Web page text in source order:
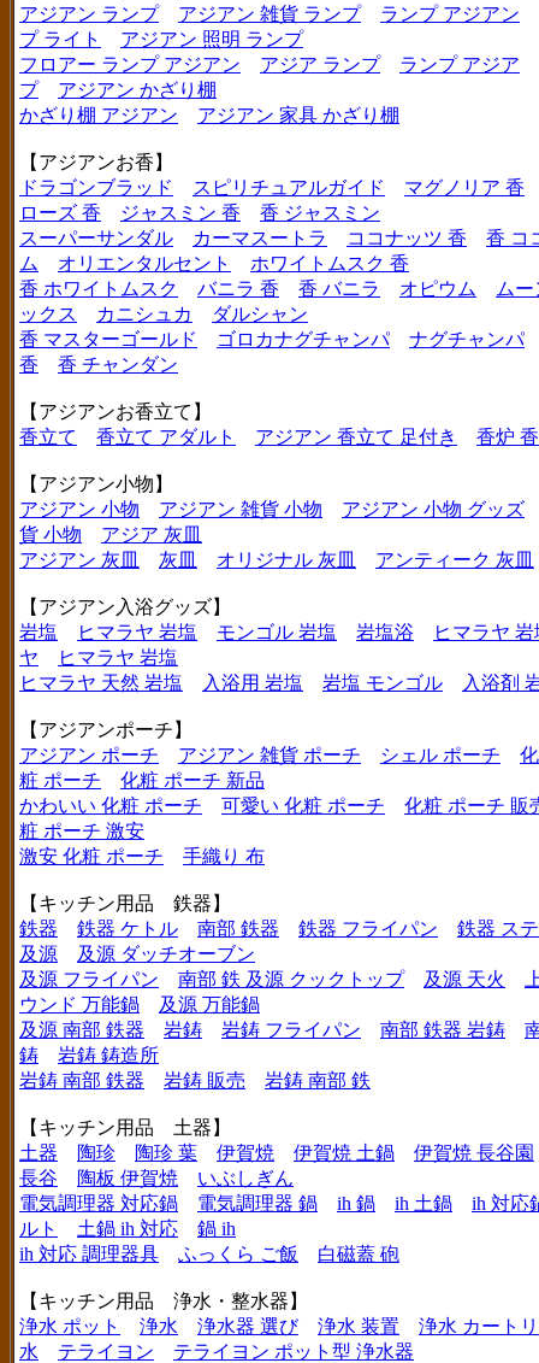
アジアン ランプ
アジアン 雑貨 ランプ
ランプ アジアン
プ ライト
アジアン 照明 ランプ
フロアー ランプ アジアン
アジア ランプ
ランプ アジア
プ
アジアン かざり棚
かざり棚 アジアン
アジアン 家具 かざり棚
【アジアンお香】
ドラゴンブラッド
スピリチュアルガイド
マグノリア 香
ローズ 香
ジャスミン 香
香 ジャスミン
スーパーサンダル
カーマスートラ ココナッツ 香
香 コ
ム
オリエンタルセント
ホワイトムスク 香
香 ホワイトムスク
バニラ 香 香 バニラ オピウム
ムー
ックス
カニシュカ
ダルシャン
香 マスターゴールド
ゴロカナグチャンパ
ナグチャンパ
香
香 チャンダン
【アジアンお香立て】
香立て
香立て アダルト アジアン 香立て 足付き 香炉
【アジアン小物】
アジアン 小物
アジアン 雑貨 小物
アジアン 小物 グッズ
貨 小物
アジア 灰皿
アジアン 灰皿
灰皿 オリジナル 灰皿 アンティーク 灰皿
【アジアン入浴グッズ】
岩塩
ヒマラヤ 岩塩 モンゴル 岩塩 岩塩浴
ヒマラヤ
ヤ
ヒマラヤ 岩塩
ヒマラヤ 天然 岩塩
入浴用 岩塩 岩塩 モンゴル 入浴剤
【アジアンポーチ】
アジアン ポーチ
アジアン 雑貨 ポーチ シェル ポーチ
粧 ポーチ
化粧 ポーチ 新品
かわいい 化粧 ポーチ
可愛い 化粧 ポーチ
化粧 ポーチ 販
粧 ポーチ 激安
激安 化粧 ポーチ
手織り 布
【キッチン用品 鉄器】
鉄器
鉄器 ケトル 南部 鉄器 鉄器 フライパン
鉄器 ス
及源
及源 ダッチオーブン
及源 フライパン
南部 鉄 及源 クックトップ 及源 天火
ウンド 万能鍋
及源 万能鍋
及源 南部 鉄器
岩鋳 岩鋳 フライパン 南部 鉄器 岩鋳
鋳
岩鋳 鋳造所
岩鋳 南部 鉄器
岩鋳 販売 岩鋳 南部 鉄
【キッチン用品 土器】
土器
陶珍 陶珍 葉 伊賀焼 伊賀焼 土鍋
伊賀焼 長谷園
長谷
陶板 伊賀焼
いぶしぎん
電気調理器 対応鍋
電気調理器 鍋 ih 鍋 ih 土鍋
ih 対応
ルト
土鍋 ih 対応
鍋 ih
ih 対応 調理器具
ふっくら ご飯 白磁蓋 砲
【キッチン用品 浄水・整水器】
浄水 ポット
浄水 浄水器 選び 浄水 装置
浄水 カート
水
テライヨン
テライヨン ポット型 浄水器